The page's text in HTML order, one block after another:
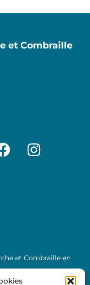
et Combraille
et Combraille en